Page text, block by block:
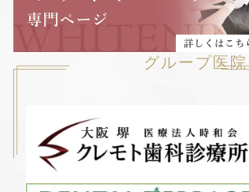
グループ医院